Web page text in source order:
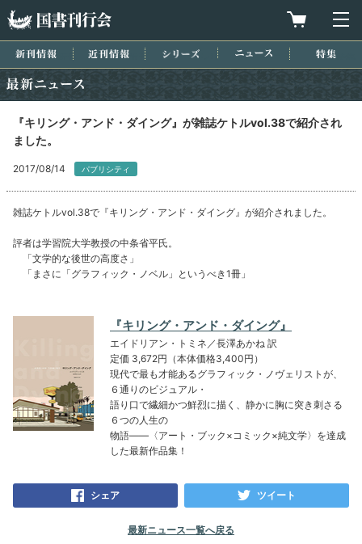
買物カゴを
新刊情報 近刊情報 シリーズ ニュース
『キリング・アンド・ダイング』が雑誌ケトルvol.38で紹介され
ました。
2017/08/14 パブリシティ
雑誌ケトルvol.38で『キリング・アンド・ダイング』が紹介されました。
評者は学習院大学教授の中条省平氏。
「文学的な後世の高度さ」
「まさに「グラフィック・ノベル」というべき1冊」
『キリング・アンド・ダイング』
エイドリアン・トミネ／長澤あかね 訳
定価 3,672円（本体価格3,400円）
現代で最も才能あるグラフィック・ノヴェリストが、
６通りのビジュアル・
語り口で繊細かつ鮮烈に描く、静かに胸に突き刺さる
６つの人生の
物語――〈アート・ブック×コミック×純文学〉を達成
した最新作品集！
シェア ツイート
最新ニュース一覧へ戻る